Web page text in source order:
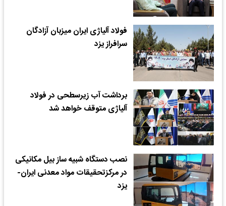
فولاد آلیاژی ایران میزبان آزادگان
سرافراز یزد
برداشت آب زیرسطحی در فولاد
آلیاژی متوقف خواهد شد
نصب دستگاه شبیه ساز بیل مکانیکی
در مرکزتحقیقات مواد معدنی ایران-
یزد